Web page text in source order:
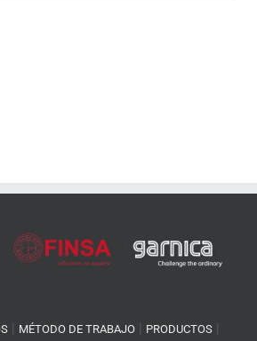
MÉTODO DE TRABAJO PRODUCTOS